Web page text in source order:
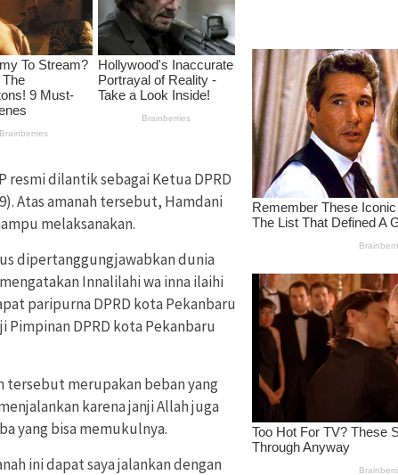
resmi dilantik sebagai Ketua DPRD
Atas amanah tersebut, Hamdani
melaksanakan.
dipertanggungjawabkan dunia
Innalilahi wa inna ilaihi
paripurna DPRD kota Pekanbaru
DPRD kota Pekanbaru
tersebut merupakan beban yang
karena janji Allah juga
yang bisa memukulnya.
ini dapat saya jalankan dengan